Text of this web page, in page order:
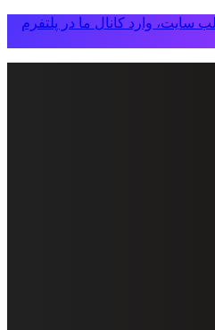
وارد کانال ما در پلتفرم